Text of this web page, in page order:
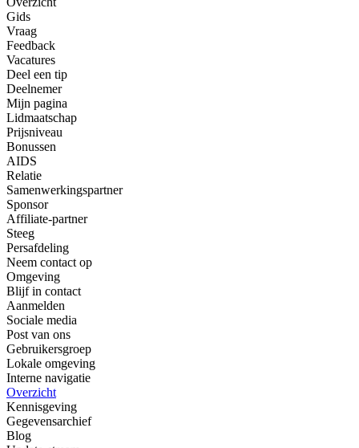
Gids
Vraag
Feedback
Vacatures
Deel een tip
Deelnemer
Mijn pagina
Lidmaatschap
Prijsniveau
Bonussen
AIDS
Relatie
Samenwerkingspartner
Sponsor
Affiliate-partner
Steeg
Persafdeling
Neem contact op
Omgeving
Blijf in contact
Aanmelden
Sociale media
Post van ons
Gebruikersgroep
Lokale omgeving
Interne navigatie
Overzicht
Kennisgeving
Gegevensarchief
Blog